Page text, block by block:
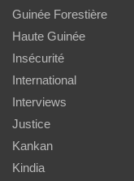
Guinée Forestière
Haute Guinée
Insécurité
International
Interviews
Justice
Kankan
Kindia